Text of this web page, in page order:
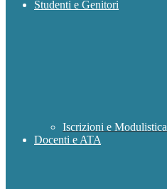
Studenti e Genitori
Iscrizioni e Modulistica
Docenti e ATA